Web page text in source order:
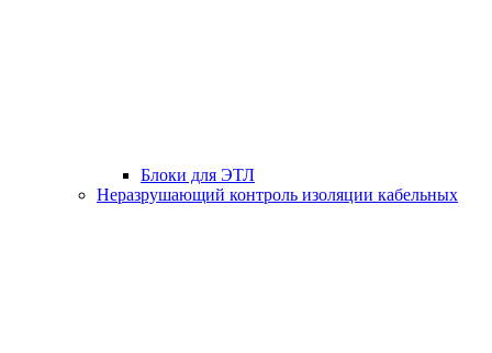
Блоки для ЭТЛ
Неразрушающий контроль изоляции кабельных